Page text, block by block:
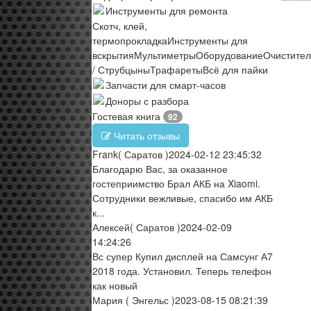
Инструменты для ремонта
Скотч, клей,
термопрокладкаИнструменты для
вскрытияМультиметрыОборудование
/ СтрубцыныТрафаретыВсё для пайки
Запчасти для смарт-часов
Доноры с разбора
Гостевая книга
92
Читать отзывы
Frank( Саратов )2024-02-12 23:45:32
Благодарю Вас, за оказанное
гостеприимство Брал АКБ на Xiaomi.
Сотрудники вежливые, спасибо им АКБ
к...
Алексей( Саратов )2024-02-09
14:24:26
Вс супер Купил дисплей на Самсунг А7
2018 года. Установил. Теперь телефон
как новый
Мария ( Энгельс )2023-08-15 08:21:39